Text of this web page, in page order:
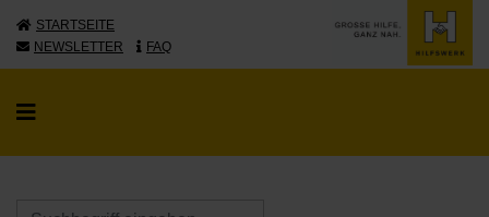
STARTSEITE
NEWSLETTER
FAQ